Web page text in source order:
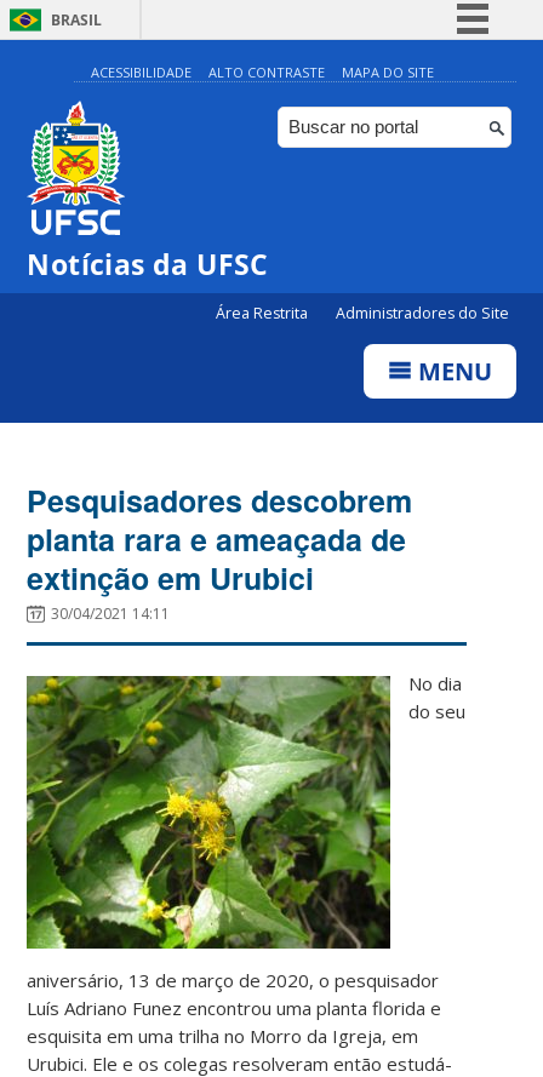
BRASIL
Simplifique!
Comunica BR
Participe
ACESSIBILIDADE ALTO CONTRASTE MAPA DO SITE
Notícias da UFSC
Área Restrita Administradores do Site
MENU
Pesquisadores descobrem
planta rara e ameaçada de
extinção em Urubici
30/04/2021 14:11
No dia
do seu
aniversário, 13 de março de 2020, o pesquisador
Luís Adriano Funez encontrou uma planta florida e
esquisita em uma trilha no Morro da Igreja, em
Urubici. Ele e os colegas resolveram então estudá-